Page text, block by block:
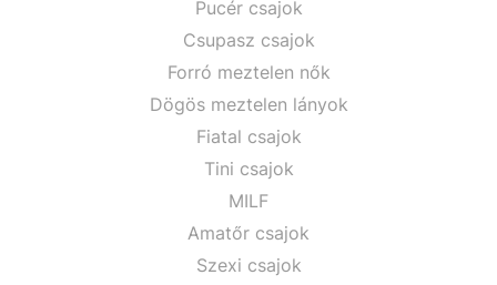
Pucér csajok
Csupasz csajok
Forró meztelen nők
Dögös meztelen lányok
Fiatal csajok
Tini csajok
MILF
Amatőr csajok
Szexi csajok